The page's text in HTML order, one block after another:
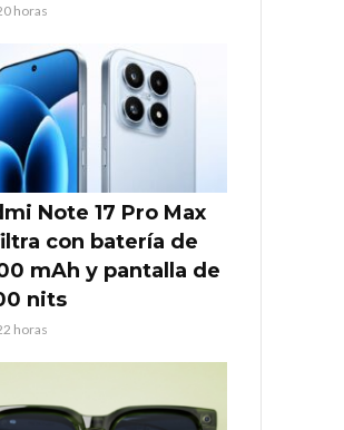
horas
Note 17 Pro Max
con batería de
mAh y pantalla de
nits
horas